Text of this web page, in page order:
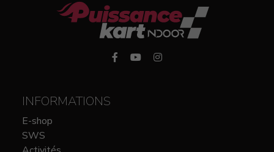
INFORMATIONS
E-shop
SWS